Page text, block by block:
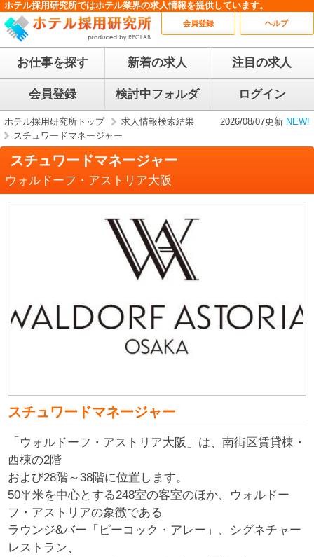
ホテル採用研究所ではホテル業界の求人情報を提供しています。
会員登録 ヘルプ
お仕事を探す 新着の求人 注目の求人
会員登録 検討中フォルダ ログイン
ホテル採用研究所トップ
求人情報検索結果
スチュワードマネージャー
2026/08/07更新 NEW!
スチュワードマネージャー
ウォルドーフ・アストリア大阪
スチュワードマネージャー
「ウォルドーフ・アストリア大阪」は、南街区賃貸棟・
西棟の2階
および28階～38階に位置します。
50平米を中心とする248室の客室のほか、ウォルドー
フ・アストリアの象徴である
ラウンジ&バー「ピーコック・アレー」、シグネチャー
レストラン、